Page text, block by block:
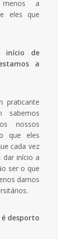
a
eles que
início de
a
praticante
sabemos
nossos
que eles
cada vez
início a
ser o que
damos
desporto